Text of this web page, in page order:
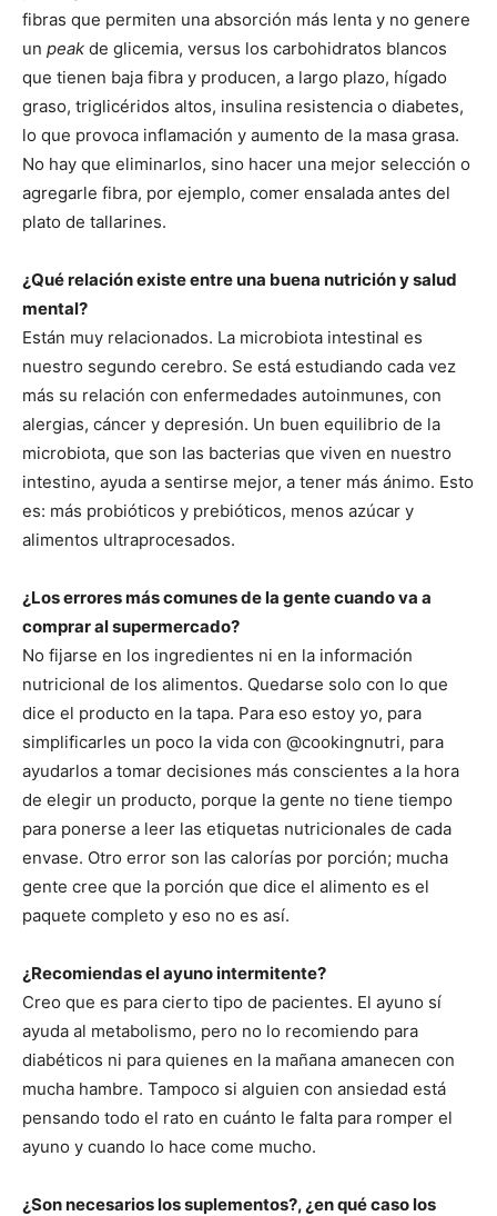
fibras que permiten una absorción más lenta y no genere
un peak de glicemia, versus los carbohidratos blancos
que tienen baja fibra y producen, a largo plazo, hígado
graso, triglicéridos altos, insulina resistencia o diabetes,
lo que provoca inflamación y aumento de la masa grasa.
No hay que eliminarlos, sino hacer una mejor selección o
agregarle fibra, por ejemplo, comer ensalada antes del
plato de tallarines.
¿Qué relación existe entre una buena nutrición y salud
mental?
Están muy relacionados. La microbiota intestinal es
nuestro segundo cerebro. Se está estudiando cada vez
más su relación con enfermedades autoinmunes, con
alergias, cáncer y depresión. Un buen equilibrio de la
microbiota, que son las bacterias que viven en nuestro
intestino, ayuda a sentirse mejor, a tener más ánimo. Esto
es: más probióticos y prebióticos, menos azúcar y
alimentos ultraprocesados.
¿Los errores más comunes de la gente cuando va a
comprar al supermercado?
No fijarse en los ingredientes ni en la información
nutricional de los alimentos. Quedarse solo con lo que
dice el producto en la tapa. Para eso estoy yo, para
simplificarles un poco la vida con @cookingnutri, para
ayudarlos a tomar decisiones más conscientes a la hora
de elegir un producto, porque la gente no tiene tiempo
para ponerse a leer las etiquetas nutricionales de cada
envase. Otro error son las calorías por porción; mucha
gente cree que la porción que dice el alimento es el
paquete completo y eso no es así.
¿Recomiendas el ayuno intermitente?
Creo que es para cierto tipo de pacientes. El ayuno sí
ayuda al metabolismo, pero no lo recomiendo para
diabéticos ni para quienes en la mañana amanecen con
mucha hambre. Tampoco si alguien con ansiedad está
pensando todo el rato en cuánto le falta para romper el
ayuno y cuando lo hace come mucho.
¿Son necesarios los suplementos?, ¿en qué caso los